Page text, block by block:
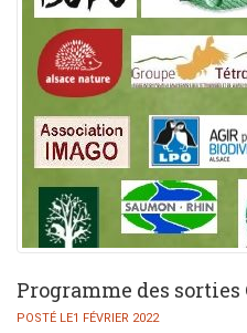
Programme des sorties
POSTÉ LE1 FÉVRIER 2022